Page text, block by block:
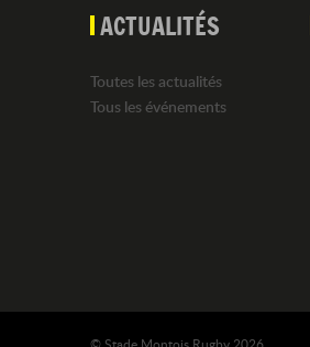
ACTUALITÉS
Toutes les actualités
Tous les événements
© Stade Montois Rugby 2026